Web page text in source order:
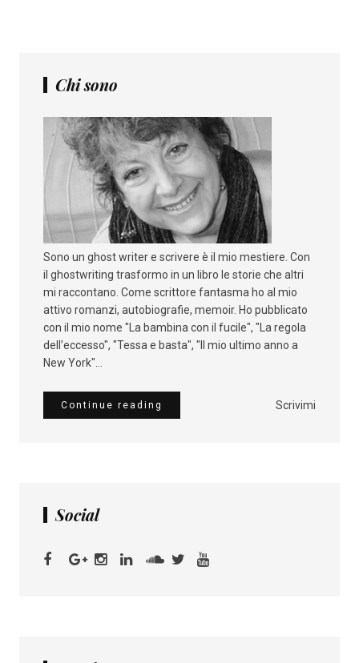
Chi sono
Sono un ghost writer e scrivere è il mio mestiere. Con
il ghostwriting trasformo in un libro le storie che altri
mi raccontano. Come scrittore fantasma ho al mio
attivo romanzi, autobiografie, memoir. Ho pubblicato
con il mio nome "La bambina con il fucile", "La regola
dell’eccesso", "Tessa e basta", "Il mio ultimo anno a
New York"...
Scrivimi
Continue reading
Social